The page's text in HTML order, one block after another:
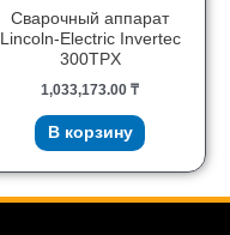
Сварочный аппарат
Lincoln-Electric Invertec
300TPX
1,033,173.00 ₸
В корзину